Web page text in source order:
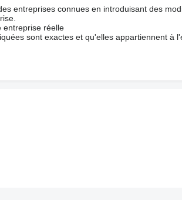
entreprises connues en introduisant des
entreprise réelle
sont exactes et qu'elles appartiennent à